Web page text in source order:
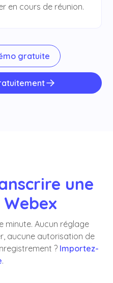
en cours de réunion.
gratuite
une
minute. Aucun réglage
aucune autorisation de
? Importez-
.